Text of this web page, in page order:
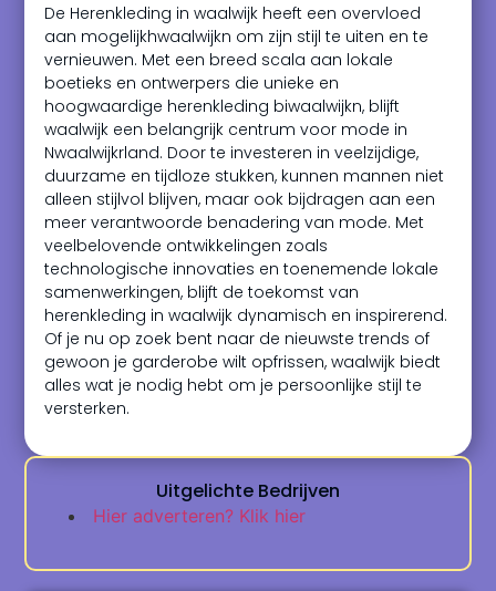
De Herenkleding in waalwijk heeft een overvloed
aan mogelijkhwaalwijkn om zijn stijl te uiten en te
vernieuwen. Met een breed scala aan lokale
boetieks en ontwerpers die unieke en
hoogwaardige herenkleding biwaalwijkn, blijft
waalwijk een belangrijk centrum voor mode in
Nwaalwijkrland. Door te investeren in veelzijdige,
duurzame en tijdloze stukken, kunnen mannen niet
alleen stijlvol blijven, maar ook bijdragen aan een
meer verantwoorde benadering van mode. Met
veelbelovende ontwikkelingen zoals
technologische innovaties en toenemende lokale
samenwerkingen, blijft de toekomst van
herenkleding in waalwijk dynamisch en inspirerend.
Of je nu op zoek bent naar de nieuwste trends of
gewoon je garderobe wilt opfrissen, waalwijk biedt
alles wat je nodig hebt om je persoonlijke stijl te
versterken.
Uitgelichte Bedrijven
Hier adverteren? Klik hier